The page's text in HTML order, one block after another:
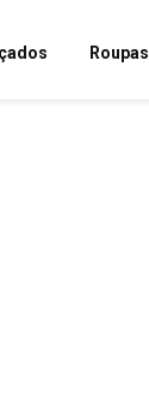
Roupas